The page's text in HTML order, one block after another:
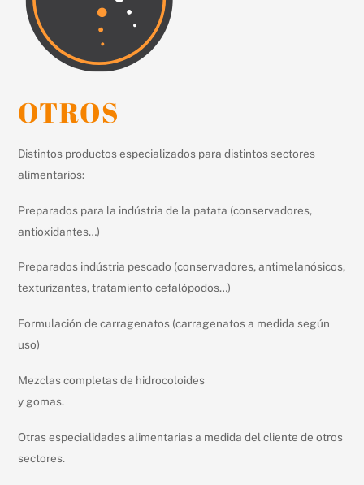
OTROS
Distintos productos especializados para distintos sectores
alimentarios:
Preparados para la indústria de la patata (conservadores,
antioxidantes…)
Preparados indústria pescado (conservadores, antimelanósicos,
texturizantes, tratamiento cefalópodos…)
Formulación de carragenatos (carragenatos a medida según
uso)
Mezclas completas de hidrocoloides
y gomas.
Otras especialidades alimentarias a medida del cliente de otros
sectores.